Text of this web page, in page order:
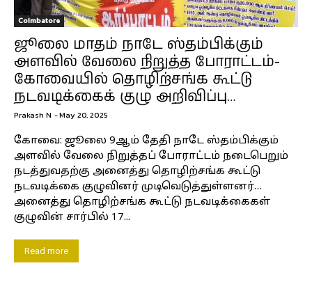
Coimbatore
ஜூலை மாதம் நாடே ஸ்தம்பிக்கும்
அளவில் வேலை நிறுத்த போராட்டம்-
கோவையில் தொழிற்சங்க கூட்டு
நடவடிக்கைக் குழு அறிவிப்பு…
Prakash N -May 20, 2025
கோவை: ஜூலை 9ஆம் தேதி நாடே ஸ்தம்பிக்கும்
அளவில் வேலை நிறுத்தப் போராட்டம் நடைபெறும்
நடத்துவதற்கு அனைத்து தொழிற்சங்க கூட்டு
நடவடிக்கை குழுவினர் முடிவெடுத்துள்ளனர்…
அனைத்து தொழிற்சங்க கூட்டு நடவடிக்கைகள்
குழுவின் சார்பில் 17...
Read more